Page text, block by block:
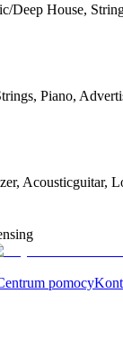
Deep House,
Piano,
Acousticguitar,
pomocy